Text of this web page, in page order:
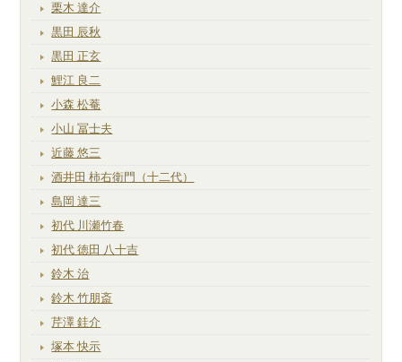
栗木 達介
黒田 辰秋
黒田 正玄
鯉江 良二
小森 松菴
小山 冨士夫
近藤 悠三
酒井田 柿右衛門（十二代）
島岡 達三
初代 川瀬竹春
初代 徳田 八十吉
鈴木 治
鈴木 竹朋斎
芹澤 銈介
塚本 快示